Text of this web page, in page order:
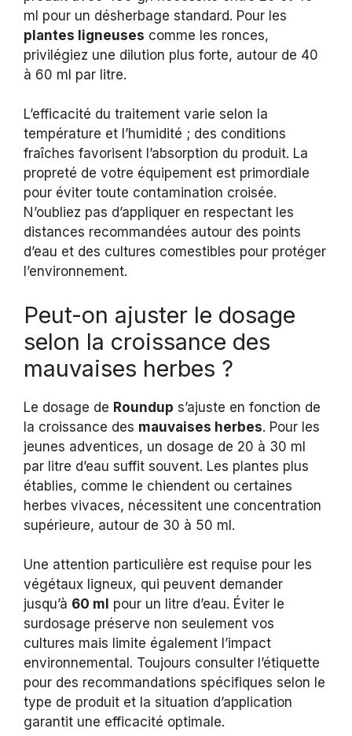
ml pour un désherbage standard. Pour les
plantes ligneuses comme les ronces,
privilégiez une dilution plus forte, autour de 40
à 60 ml par litre.
L’efficacité du traitement varie selon la
température et l’humidité ; des conditions
fraîches favorisent l’absorption du produit. La
propreté de votre équipement est primordiale
pour éviter toute contamination croisée.
N’oubliez pas d’appliquer en respectant les
distances recommandées autour des points
d’eau et des cultures comestibles pour protéger
l’environnement.
Peut-on ajuster le dosage
selon la croissance des
mauvaises herbes ?
Le dosage de Roundup s’ajuste en fonction de
la croissance des mauvaises herbes. Pour les
jeunes adventices, un dosage de 20 à 30 ml
par litre d’eau suffit souvent. Les plantes plus
établies, comme le chiendent ou certaines
herbes vivaces, nécessitent une concentration
supérieure, autour de 30 à 50 ml.
Une attention particulière est requise pour les
végétaux ligneux, qui peuvent demander
jusqu’à 60 ml pour un litre d’eau. Éviter le
surdosage préserve non seulement vos
cultures mais limite également l’impact
environnemental. Toujours consulter l’étiquette
pour des recommandations spécifiques selon le
type de produit et la situation d’application
garantit une efficacité optimale.